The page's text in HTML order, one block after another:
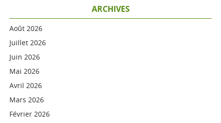
ARCHIVES
Août 2026
Juillet 2026
Juin 2026
Mai 2026
Avril 2026
Mars 2026
Février 2026